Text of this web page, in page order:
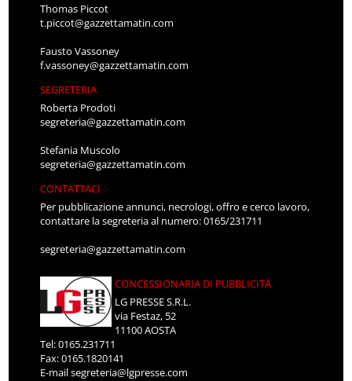
Thomas Piccot
t.piccot@gazzettamatin.com
Fausto Vassoney
f.vassoney@gazzettamatin.com
SEGRETERIA
Roberta Prodoti
segreteria@gazzettamatin.com
Stefania Muscolo
segreteria@gazzettamatin.com
CONTATTACI
Per pubblicazione annunci, necrologi, offro e cerco lavoro,
contattare la segreteria al numero: 0165/231711
segreteria@gazzettamatin.com
CONCESSIONARIA DI PUBBLICITÀ
LG PRESSE S.R.L.
via Festaz, 52
11100 AOSTA
Tel: 0165.231711
Fax: 0165.1820141
E-mailsegreteria@lgpresse.com